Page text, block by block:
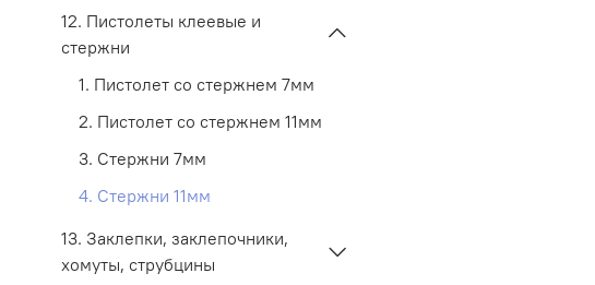
12. Пистолеты клеевые и
стержни
1. Пистолет со стержнем 7мм
2. Пистолет со стержнем 11мм
3. Стержни 7мм
4. Стержни 11мм
13. Заклепки, заклепочники,
хомуты, струбцины